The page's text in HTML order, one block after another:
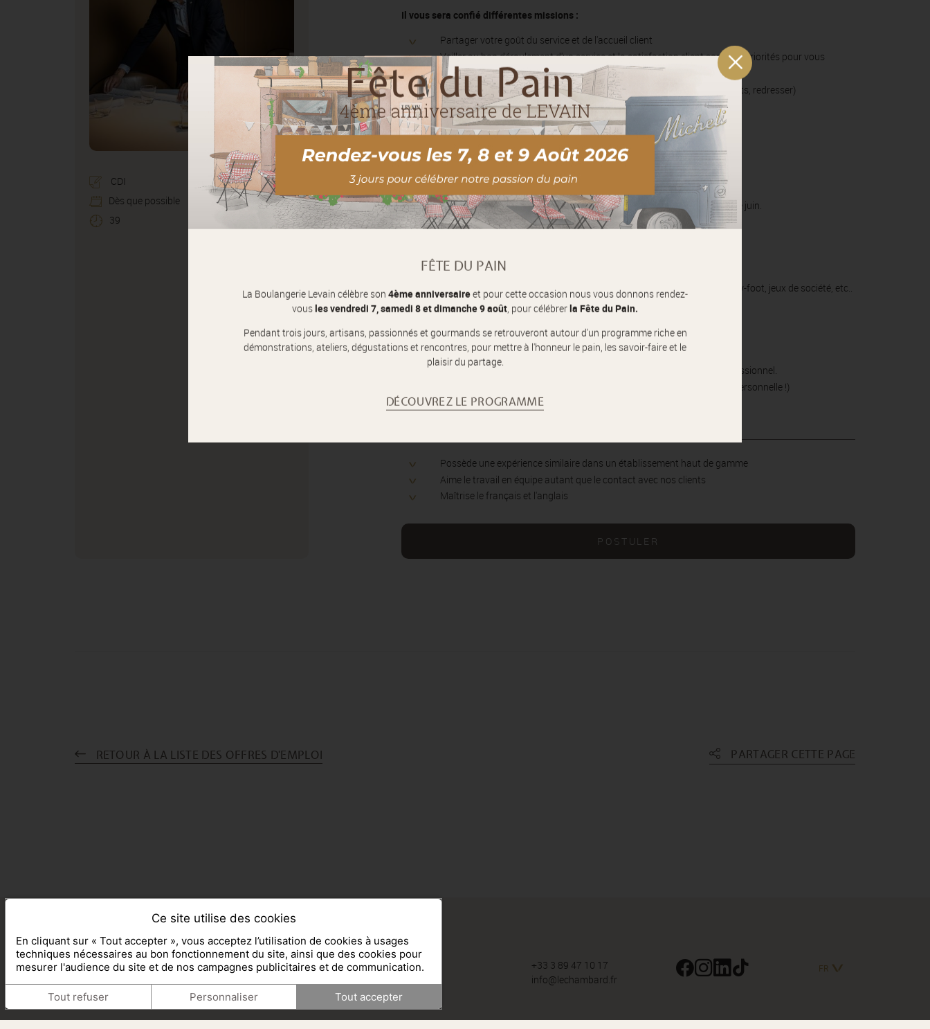
CDI
Dès que possible
39
Il vous sera confié différentes missions :
Partager votre goût du service et de l'accueil client
Veiller au bon déroulement d'un service et la satisfaction client sont des priorités pour vous
Aimer transmettre vos compétences à une équipe et la faire évoluer
Gérer son rang (animation du service, suivi des tables, annonce des plats, redresser)
Garantir la satisfaction client
Créer du lien avec le client (connaître ses goûts, ses envies, etc…)
Assurer la formation et l’accompagnement des commis au quotidien
Avantages :
Repos à Noël et Nouvel An.
Vacances à partir de Noël pendant 4 semaines et 1 semaine au mois de juin.
Uniformes fournis et entretien inclus.
Opportunités d’évolution au sein de la maison.
Espace détente pour les collaborateurs, maison avec canapés, TV, Baby-foot, jeux de société, etc..
CDI, sécurité de l’emploi.
Repos hebdomadaires consécutifs.
Équilibre travail / vie privée.
Aide à la construction d’un plan de carrière personnalisé / réseau professionnel.
Participation à l'évolution active de la maison (apportez votre touche personnelle !)
Possède une expérience similaire dans un établissement haut de gamme
Aime le travail en équipe autant que le contact avec nos clients
Maîtrise le français et l'anglais
POSTULER
RETOUR À LA LISTE DES OFFRES D'EMPLOI PARTAGER CETTE PAGE
9-13 rue du Général de Gaulle
68240
Kaysersberg
+33 3 89 47 10 17
info@lechambard.fr
FR
FÊTE DU PAIN
La Boulangerie Levain célèbre son 4ème anniversaireet pour cette occasion nous vous donnons rendez-
vousles vendredi 7, samedi 8 et dimanche 9 août, pour célébrerla Fête du Pain.
Pendant trois jours, artisans, passionnés et gourmands se retrouveront autour d'un programme riche en
démonstrations, ateliers, dégustations et rencontres, pour mettre à l'honneur le pain, les savoir-faire et le
plaisir du partage.
DÉCOUVREZ LE PROGRAMME
Ce site utilise des cookies
En cliquant sur « Tout accepter », vous acceptez l’utilisation de cookies à usages
techniques nécessaires au bon fonctionnement du site, ainsi que des cookies pour
mesurer l'audience du site et de nos campagnes publicitaires et de communication.
Tout refuser Personnaliser Tout accepter